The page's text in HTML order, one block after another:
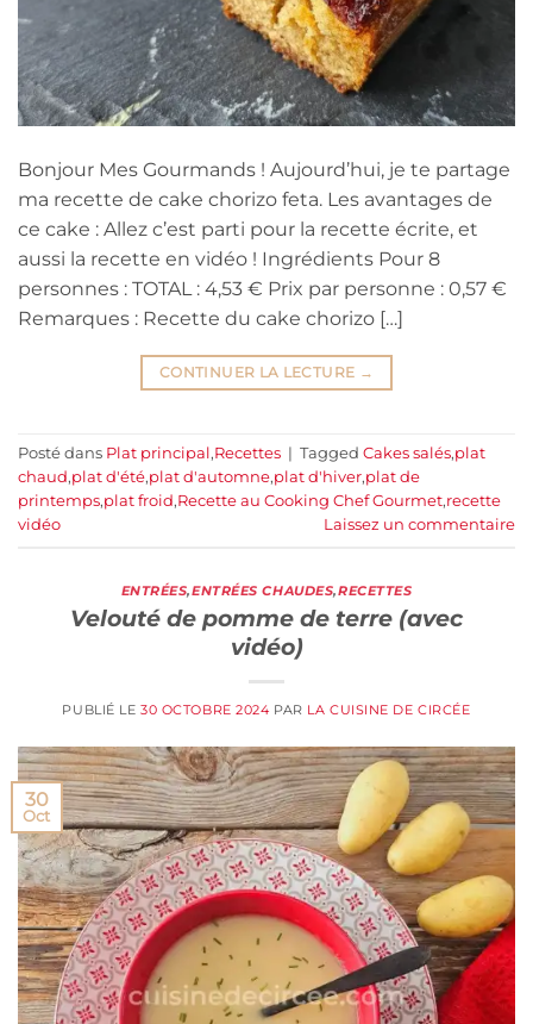
Bonjour Mes Gourmands ! Aujourd’hui, je te partage
ma recette de cake chorizo feta. Les avantages de
ce cake : Allez c’est parti pour la recette écrite, et
aussi la recette en vidéo ! Ingrédients Pour 8
personnes : TOTAL : 4,53 € Prix par personne : 0,57 €
Remarques : Recette du cake chorizo […]
CONTINUER LA LECTURE →
Posté dans Plat principal ,Recettes | Tagged Cakes salés,plat
chaud,plat d'été,plat d'automne,plat d'hiver,plat de
printemps,plat froid,Recette au Cooking Chef Gourmet,recette
vidéo
Laissez un commentaire
ENTRÉES,ENTRÉES CHAUDES,RECETTES
Velouté de pomme de terre (avec
vidéo)
PUBLIÉ LE30 OCTOBRE 2024 PAR LA CUISINE DE CIRCÉE
30
Oct